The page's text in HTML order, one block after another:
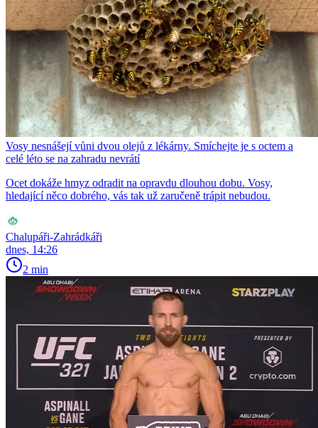
Vosy nesnášejí vůni dvou olejů z lékárny. Smíchejte je s octem a
celé léto se na zahradu nevrátí
Ocet dokáže hmyz odradit na opravdu dlouhou dobu. Vosy,
hledající něco dobrého, vás tak už zaručeně trápit nebudou.
Chalupáři-Zahrádkáři
dnes, 14:26
2 min